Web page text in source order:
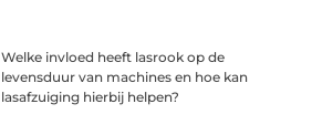
Welke invloed heeft lasrook op de
levensduur van machines en hoe kan
lasafzuiging hierbij helpen?